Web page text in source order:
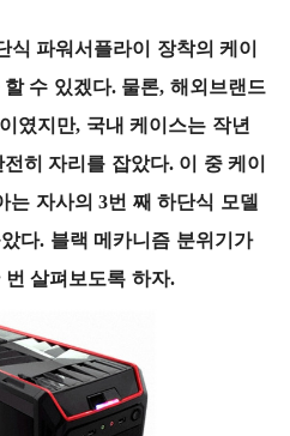
파워서플라이 장착의 케이
수 있겠다. 물론, 해외브랜드
였지만, 국내 케이스는 작년
히 자리를 잡았다. 이 중 케이
는 자사의 3번 째 하단식 모델
다. 블랙 메카니즘 분위기가
살펴보도록 하자.